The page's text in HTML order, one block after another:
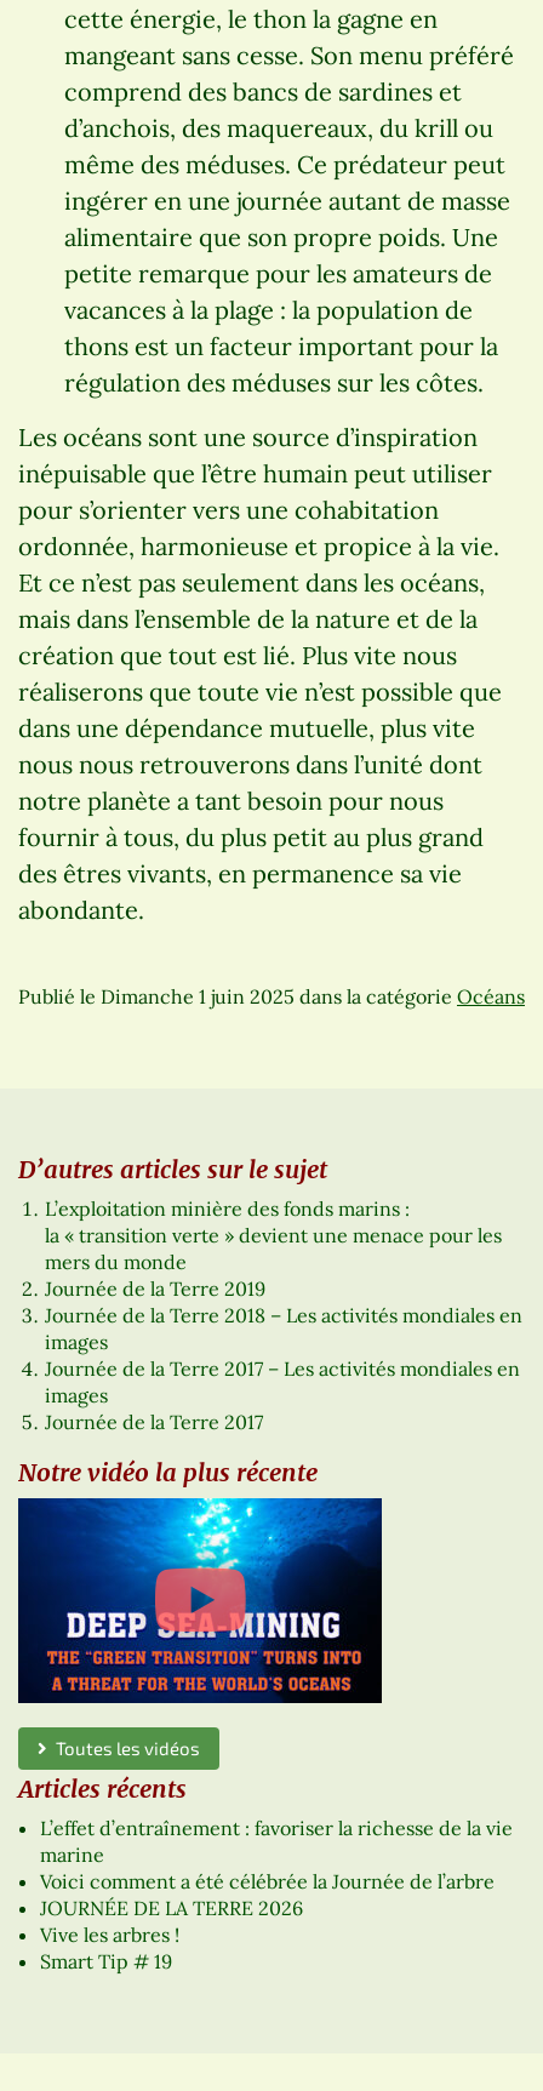
cette énergie, le thon la gagne en
mangeant sans cesse. Son menu préféré
comprend des bancs de sardines et
d’anchois, des maquereaux, du krill ou
même des méduses. Ce prédateur peut
ingérer en une journée autant de masse
alimentaire que son propre poids. Une
petite remarque pour les amateurs de
vacances à la plage : la population de
thons est un facteur important pour la
régulation des méduses sur les côtes.
Les océans sont une source d’inspiration
inépuisable que l’être humain peut utiliser
pour s’orienter vers une cohabitation
ordonnée, harmonieuse et propice à la vie.
Et ce n’est pas seulement dans les océans,
mais dans l’ensemble de la nature et de la
création que tout est lié. Plus vite nous
réaliserons que toute vie n’est possible que
dans une dépendance mutuelle, plus vite
nous nous retrouverons dans l’unité dont
notre planète a tant besoin pour nous
fournir à tous, du plus petit au plus grand
des êtres vivants, en permanence sa vie
abondante.
Publié le Dimanche 1 juin 2025 dans la catégorie Océans
D’autres articles sur le sujet
L’exploitation minière des fonds marins :
la « transition verte » devient une menace pour les
mers du monde
Journée de la Terre 2019
Journée de la Terre 2018 – Les activités mondiales en
images
Journée de la Terre 2017 – Les activités mondiales en
images
Journée de la Terre 2017
Notre vidéo la plus récente
Toutes les vidéos
Articles récents
L’effet d’entraînement : favoriser la richesse de la vie
marine
Voici comment a été célébrée la Journée de l’arbre
JOURNÉE DE LA TERRE 2026
Vive les arbres !
Smart Tip # 19